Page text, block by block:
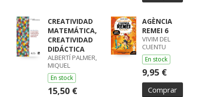
CREATIVIDAD
MATEMÁTICA,
CREATIVIDAD
DIDÁCTICA
ALBERTÍ PALMER,
MIQUEL
En stock
15,50 €
AGÈNCIA
REMEI 6
VIVIM DEL
CUENTU
En stock
9,95 €
Comprar